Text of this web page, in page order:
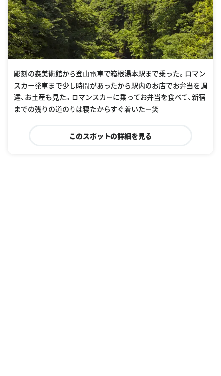
彫刻の森美術館から登山電車で箱根湯本駅まで乗った。ロマン
スカー発車まで少し時間があったから駅内のお店でお弁当を調
達、お土産も見た。ロマンスカーに乗ってお弁当を食べて、新宿
までの残りの道のりは寝たからすぐ着いたー笑
このスポットの詳細を見る